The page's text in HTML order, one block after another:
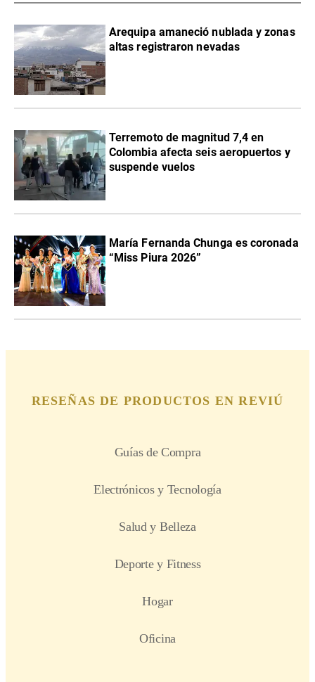
Arequipa amaneció nublada y zonas
altas registraron nevadas
Terremoto de magnitud 7,4 en
Colombia afecta seis aeropuertos y
suspende vuelos
María Fernanda Chunga es coronada
“Miss Piura 2026”